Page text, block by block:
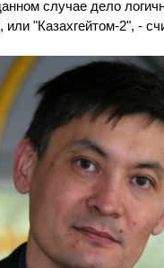
случае дело
или "Казахгейтом-2", -